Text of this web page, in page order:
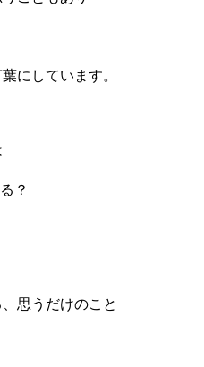
にしています。
？
思うだけのこと